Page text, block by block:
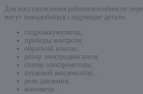
Для восстановления работоспособности
могут понадобиться следующие детали:
гидроаккумулятор;
приборы контроля;
обратный клапан;
ротор электродвигателя;
статор электромотора;
пусковой конденсатор;
реле давления;
манометр.